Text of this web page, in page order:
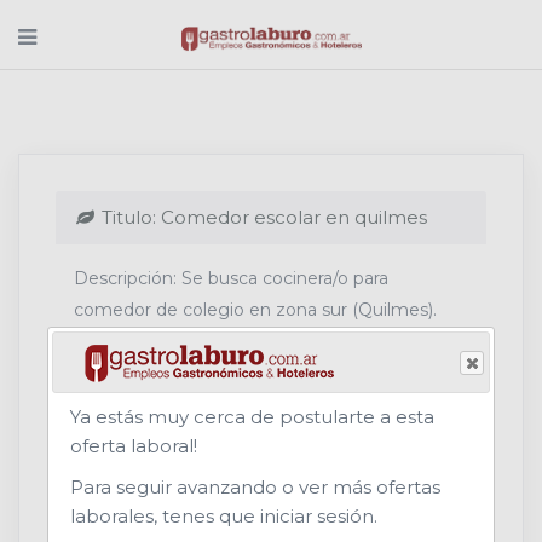
Titulo: Comedor escolar en quilmes
Descripción: Se busca cocinera/o para
comedor de colegio en zona sur (Quilmes).
Horario: 8 a 16 hs. Adjuntar currículum con
experiencia previa y referencias comprobables.
Rubro: COMEDORES (Gastronomía)
Area Laboral: Cocina
Ya estás muy cerca de postularte a esta
oferta laboral!
Para seguir avanzando o ver más ofertas
laborales, tenes que iniciar sesión.